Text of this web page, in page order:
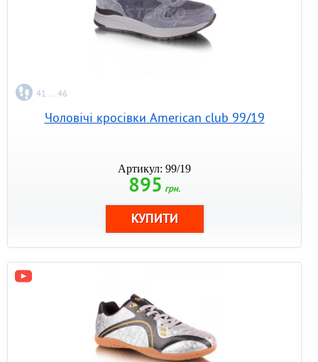
41 ... 46
Чоловічі кросівки American club 99/19
Артикул: 99/19
895 грн.